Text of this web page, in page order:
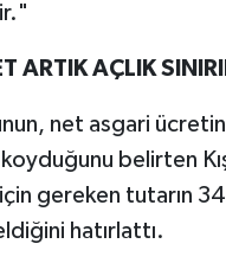
ARTIK AÇLIK
net asgari ücretin
koyduğunu belirten
gereken tutarın 34
hatırlattı.